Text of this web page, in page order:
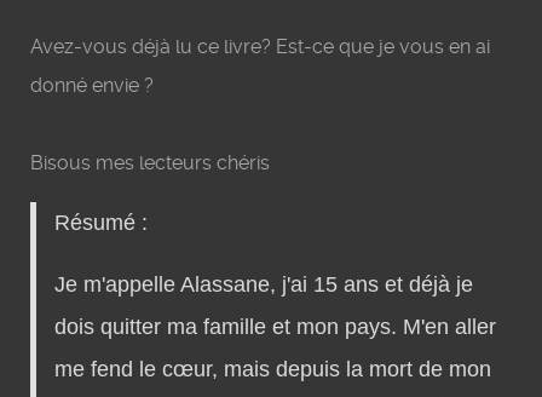
Avez-vous déjà lu ce livre? Est-ce que je vous en ai
donné envie ?
Bisous mes lecteurs chéris
Résumé :
Je m'appelle Alassane, j'ai 15 ans et déjà je
dois quitter ma famille et mon pays. M'en aller
me fend le cœur, mais depuis la mort de mon